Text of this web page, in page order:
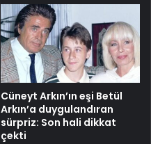
Cüneyt Arkın’ın eşi Betül
Arkın’a duygulandıran
sürpriz: Son hali dikkat
çekti